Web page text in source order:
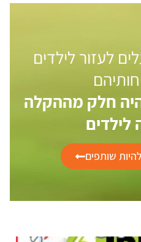
לעזור לילדים
חלק מההקלה
לילדים
שותפים